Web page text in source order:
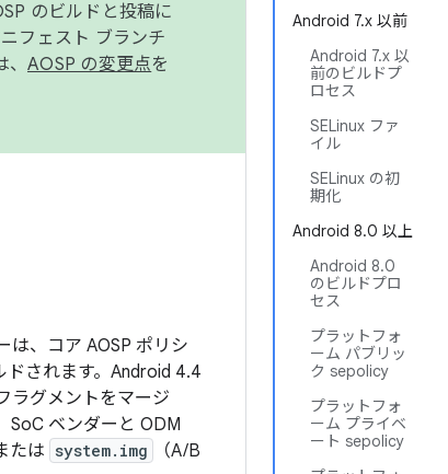
Android 7.x 以前
Android 7.x 以
前のビルドプ
ロセス
SELinux ファ
イル
SELinux の初
期化
Android 8.0 以上
Android 8.0
のビルドプロ
セス
プラットフォ
ーム パブリッ
ク sepolicy
プラットフォ
ーム プライベ
ート sepolicy
のビルドと投稿に
フェスト ブランチ
AOSP の変更点を
は、コア AOSP ポリシ
されます。Android 4.4
ラグメントをマージ
SoC ベンダーと ODM
たは system.img
（A/B